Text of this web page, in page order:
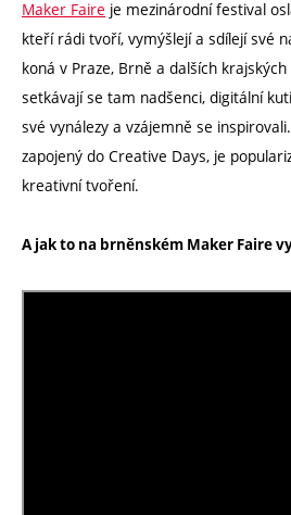
Maker Faire je mezinárodní festival
kteří rádi tvoří, vymýšlejí a sdílejí své
koná v Praze, Brně a dalších
setkávají se tam nadšenci, digitální
své vynálezy a vzájemně se
zapojený do Creative Days, je
kreativní tvoření.
A jak to na brněnském Maker Faire